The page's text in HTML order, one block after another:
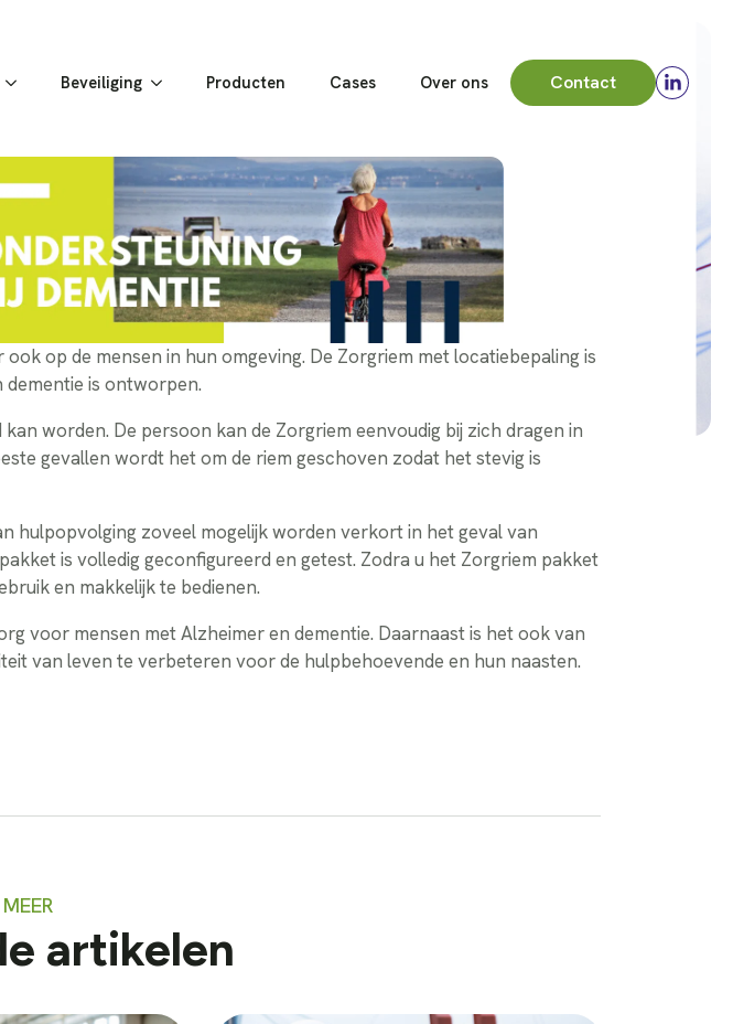
Beveiliging Producten Cases Over ons Contact
op de mensen in hun omgeving. De Zorgriem met locatiebepaling is
dementie is ontworpen.
worden. De persoon kan de Zorgriem eenvoudig bij zich dragen in
gevallen wordt het om de riem geschoven zodat het stevig is
hulpopvolging zoveel mogelijk worden verkort in het geval van
is volledig geconfigureerd en getest. Zodra u het Zorgriem pakket
en makkelijk te bedienen.
voor mensen met Alzheimer en dementie. Daarnaast is het ook van
van leven te verbeteren voor de hulpbehoevende en hun naasten.
artikelen